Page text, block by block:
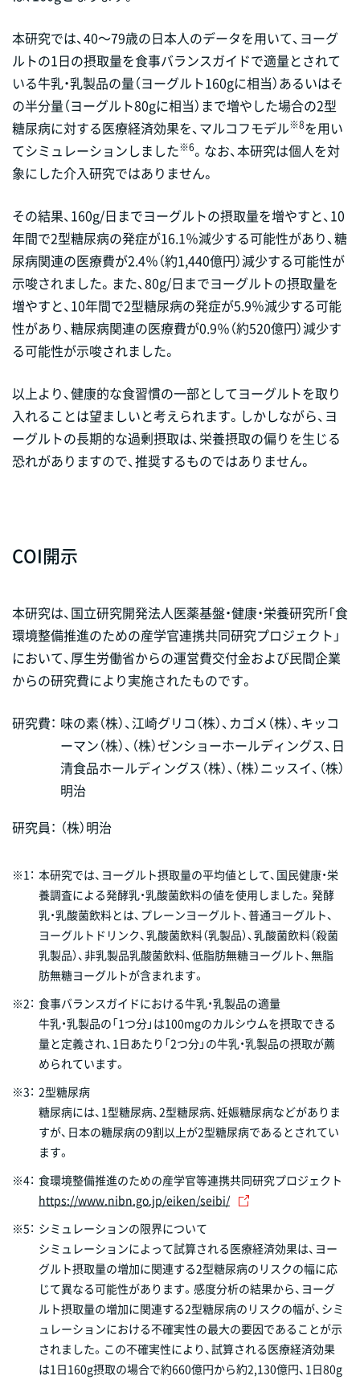
本研究では、40～79歳の日本人のデータを用いて、ヨーグ
ルトの1日の摂取量を食事バランスガイドで適量とされて
いる牛乳・乳製品の量（ヨーグルト160gに相当）あるいはそ
の半分量（ヨーグルト80gに相当）まで増やした場合の2型
糖尿病に対する医療経済効果を、マルコフモデル※8を用い
てシミュレーションしました※6。なお、本研究は個人を対
象にした介入研究ではありません。
その結果、160g/日までヨーグルトの摂取量を増やすと、10
年間で2型糖尿病の発症が16.1％減少する可能性があり、糖
尿病関連の医療費が2.4％（約1,440億円）減少する可能性が
示唆されました。また、80g/日までヨーグルトの摂取量を
増やすと、10年間で2型糖尿病の発症が5.9％減少する可能
性があり、糖尿病関連の医療費が0.9％（約520億円）減少す
る可能性が示唆されました。
以上より、健康的な食習慣の一部としてヨーグルトを取り
入れることは望ましいと考えられます。しかしながら、ヨ
ーグルトの長期的な過剰摂取は、栄養摂取の偏りを生じる
恐れがありますので、推奨するものではありません。
COI開示
本研究は、国立研究開発法人医薬基盤・健康・栄養研究所「食
環境整備推進のための産学官連携共同研究プロジェクト」
において、厚生労働省からの運営費交付金および民間企業
からの研究費により実施されたものです。
研究費： 味の素（株）、江崎グリコ（株）、カゴメ（株）、キッコ
ーマン（株）、（株）ゼンショーホールディングス、日
清食品ホールディングス（株）、（株）ニッスイ、（株）
明治
研究員： （株）明治
※1： 本研究では、ヨーグルト摂取量の平均値として、国民健康・栄
養調査による発酵乳・乳酸菌飲料の値を使用しました。発酵
乳・乳酸菌飲料とは、プレーンヨーグルト、普通ヨーグルト、
ヨーグルトドリンク、乳酸菌飲料（乳製品）、乳酸菌飲料（殺菌
乳製品）、非乳製品乳酸菌飲料、低脂肪無糖ヨーグルト、無脂
肪無糖ヨーグルトが含まれます。
※2： 食事バランスガイドにおける牛乳・乳製品の適量
牛乳・乳製品の「1つ分」は100mgのカルシウムを摂取できる
量と定義され、1日あたり「2つ分」の牛乳・乳製品の摂取が薦
められています。
※3： 2型糖尿病
糖尿病には、1型糖尿病、2型糖尿病、妊娠糖尿病などがありま
すが、日本の糖尿病の9割以上が2型糖尿病であるとされてい
ます。
※4： 食環境整備推進のための産学官等連携共同研究プロジェクト
https://www.nibn.go.jp/eiken/seibi/
※5： シミュレーションの限界について
シミュレーションによって試算される医療経済効果は、ヨー
グルト摂取量の増加に関連する2型糖尿病のリスクの幅に応
じて異なる可能性があります。感度分析の結果から、ヨーグ
ルト摂取量の増加に関連する2型糖尿病のリスクの幅が、シミ
ュレーションにおける不確実性の最大の要因であることが示
されました。この不確実性により、試算される医療経済効果
は1日160g摂取の場合で約660億円から約2,130億円、1日80g